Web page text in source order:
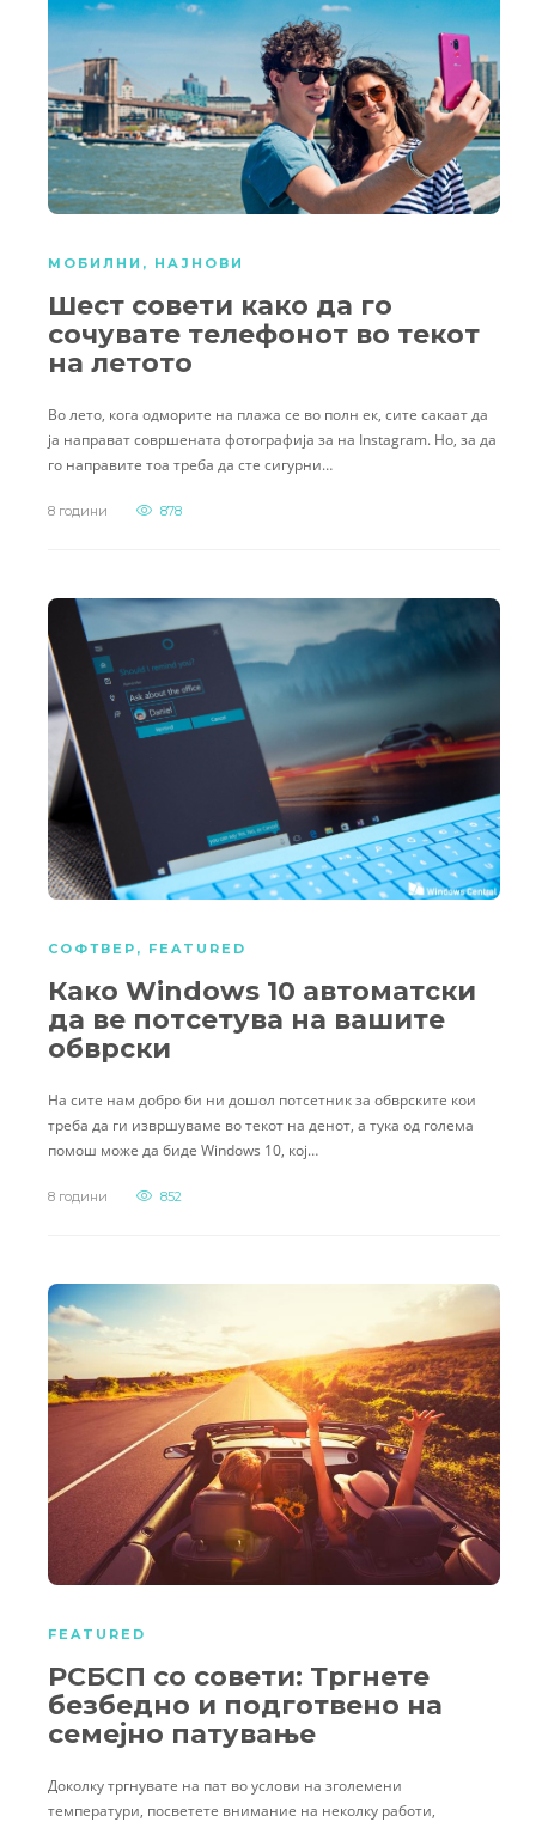
МОБИЛНИ , НАЈНОВИ
Шест совети како да го
сочувате телефонот во текот
на летото
Во лето, кога одморите на плажа се во полн ек, сите сакаат да
ја направат совршената фотографија за на Instagram. Но, за да
го направите тоа треба да сте сигурни…
8 години 878
СОФТВЕР , FEATURED
Како Windows 10 автоматски
да ве потсетува на вашите
обврски
На сите нам добро би ни дошол потсетник за обврските кои
треба да ги извршуваме во текот на денот, а тука од голема
помош може да биде Windows 10, кој…
8 години 852
FEATURED
РСБСП со совети: Тргнете
безбедно и подготвено на
семејно патување
Доколку тргнувате на пат во услови на зголемени
температури, посветете внимание на неколку работи,